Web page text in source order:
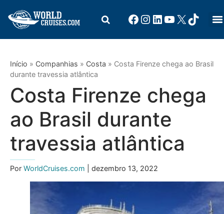
Início » Companhias » Costa » Costa Firenze chega ao Brasil
durante travessia atlântica
Costa Firenze chega
ao Brasil durante
travessia atlântica
Por WorldCruises.com | dezembro 13, 2022